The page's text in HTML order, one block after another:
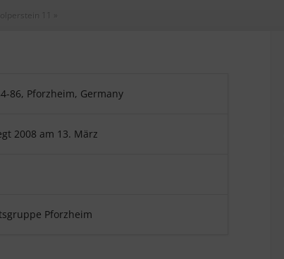
11 »
86, Pforzheim, Germany
2008 am 13. März
Pforzheim